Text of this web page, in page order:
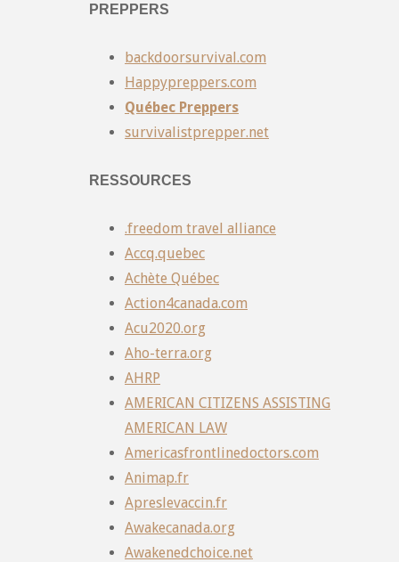
PREPPERS
backdoorsurvival.com
Happypreppers.com
Québec Preppers
survivalistprepper.net
RESSOURCES
.freedom travel alliance
Accq.quebec
Achète Québec
Action4canada.com
Acu2020.org
Aho-terra.org
AHRP
AMERICAN CITIZENS ASSISTING
AMERICAN LAW
Americasfrontlinedoctors.com
Animap.fr
Apreslevaccin.fr
Awakecanada.org
Awakenedchoice.net